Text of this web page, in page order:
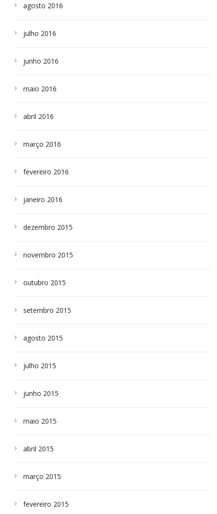
agosto 2016
julho 2016
junho 2016
maio 2016
abril 2016
março 2016
fevereiro 2016
janeiro 2016
dezembro 2015
novembro 2015
outubro 2015
setembro 2015
agosto 2015
julho 2015
junho 2015
maio 2015
abril 2015
março 2015
fevereiro 2015